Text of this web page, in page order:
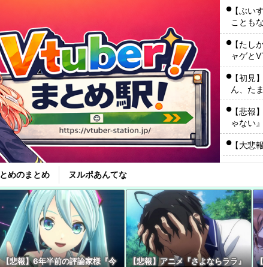
【ぶい
ことも
【たし
ャゲと
【初見
ん、た
やれよ
【悲報
ゃない』
【大悲
ワイ『
【動画
【速報
【悲報
めのまとめ ヌルポあんてな
【悲報】6年半前の評論家様『今
【悲報】アニメ『さよならララ』